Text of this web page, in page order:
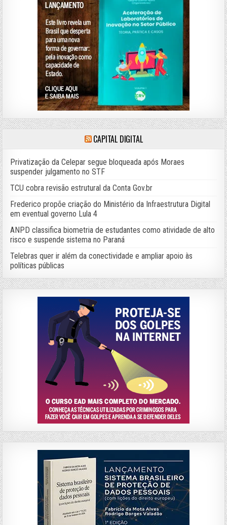
CAPITAL DIGITAL
Privatização da Celepar segue bloqueada após Moraes
suspender julgamento no STF
TCU cobra revisão estrutural da Conta Gov.br
Frederico propõe criação do Ministério da Infraestrutura Digital
em eventual governo Lula 4
ANPD classifica biometria de estudantes como atividade de alto
risco e suspende sistema no Paraná
Telebras quer ir além da conectividade e ampliar apoio às
políticas públicas